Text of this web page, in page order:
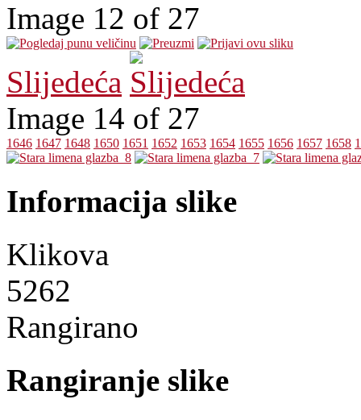
Image 12 of 27
Slijedeća
Image 14 of 27
1646 1647 1648 1650 1651 1652 1653 1654 1655 1656 1657 1658
Informacija slike
Klikova
5262
Rangirano
Rangiranje slike